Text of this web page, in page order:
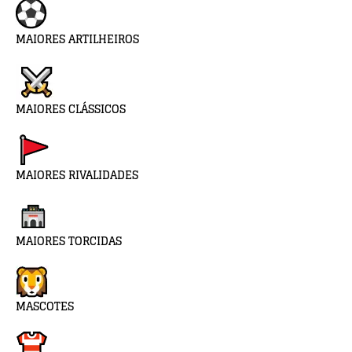
MAIORES ARTILHEIROS
MAIORES CLÁSSICOS
MAIORES RIVALIDADES
MAIORES TORCIDAS
MASCOTES